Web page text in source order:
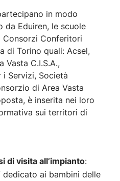
in modo
Eduiren, le scuole
Conferitori
di Torino quali: Acsel,
Vasta C.I.S.A.,
i Servizi, Società
di Area Vasta
è inserita nei loro
sui territori di
di visita all’impianto:
dedicato ai bambini delle